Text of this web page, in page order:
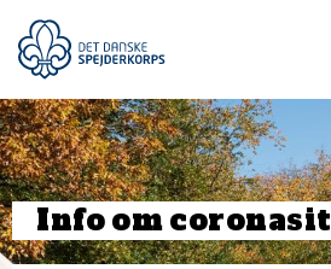
hovedindhold
Infoom